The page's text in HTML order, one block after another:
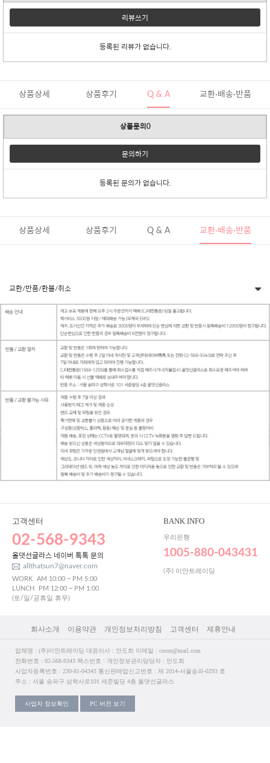
리뷰쓰기
등록된 리뷰가 없습니다.
상품상세 상품후기 Q & A 교환·배송·반품
상품문의0
문의하기
등록된 문의가 없습니다.
상품상세 상품후기 Q & A 교환·배송·반품
교환/반품/환불/취소
고객센터
02-568-9343
올댓선글라스 네이버 톡톡 문의
allthatsun7@naver.com
WORK
AM 10:00 ~ PM 5:00
LUNCH
PM 12:00 ~ PM 1:00
(토/일/공휴일 휴무)
BANK INFO
우리은행
1005-880-043431
(주) 이안트레이딩
회사소개 이용약관 개인정보처리방침 고객센터 제휴안내
업체명 : (주)이안트레이딩 대표이사 : 안도희 이메일 : cocen@mail.com
전화번호 : 02-568-9343 팩스번호 : 개인정보관리담당자 : 안도희
사업자등록번호 : 230-81-04343 통신판매업신고번호 : 제 2014-서울송파-0293 호
주소 : 서울 송파구 삼학사로101 세준빌딩 4층 올댓선글라스
사업자 정보확인 PC 버전 보기